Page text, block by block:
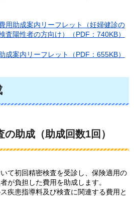
用助成案内リーフレット（妊婦健診の
査陽性者の方向け）（PDF：740KB）
成案内リーフレット（PDF：655KB）
の助成（助成回数1回）
て初回精密検査を受診し、保険適用の
が負担した費用を助成します。
疾患指導料及び検査に関連する費用と